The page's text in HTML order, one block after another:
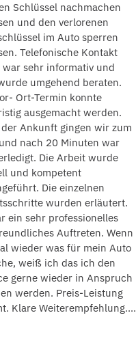
Schlüssel nachmachen
und den verlorenen
im Auto sperren
Telefonische Kontakt
war sehr informativ und
umgehend beraten.
Ort-Termin konnte
ausgemacht werden.
Ankunft gingen wir zum
nach 20 Minuten war
Die Arbeit wurde
und kompetent
Die einzelnen
wurden erläutert.
ein sehr professionelles
Auftreten. Wenn
wieder was für mein Auto
weiß ich das ich den
gerne wieder in Anspruch
werden. Preis-Leistung
Klare Weiterempfehlung....